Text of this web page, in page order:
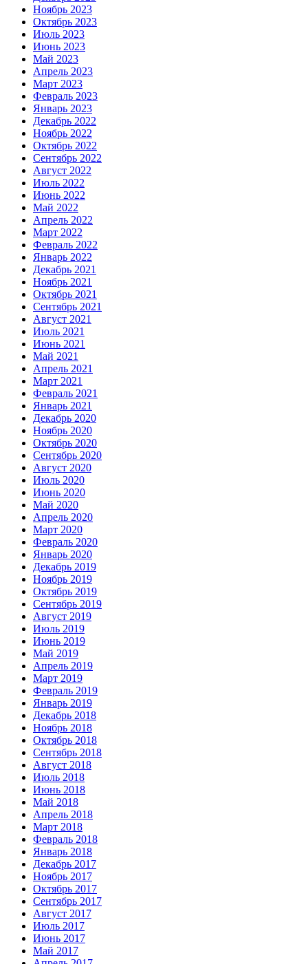
Ноябрь 2023
Октябрь 2023
Июль 2023
Июнь 2023
Май 2023
Апрель 2023
Март 2023
Февраль 2023
Январь 2023
Декабрь 2022
Ноябрь 2022
Октябрь 2022
Сентябрь 2022
Август 2022
Июль 2022
Июнь 2022
Май 2022
Апрель 2022
Март 2022
Февраль 2022
Январь 2022
Декабрь 2021
Ноябрь 2021
Октябрь 2021
Сентябрь 2021
Август 2021
Июль 2021
Июнь 2021
Май 2021
Апрель 2021
Март 2021
Февраль 2021
Январь 2021
Декабрь 2020
Ноябрь 2020
Октябрь 2020
Сентябрь 2020
Август 2020
Июль 2020
Июнь 2020
Май 2020
Апрель 2020
Март 2020
Февраль 2020
Январь 2020
Декабрь 2019
Ноябрь 2019
Октябрь 2019
Сентябрь 2019
Август 2019
Июль 2019
Июнь 2019
Май 2019
Апрель 2019
Март 2019
Февраль 2019
Январь 2019
Декабрь 2018
Ноябрь 2018
Октябрь 2018
Сентябрь 2018
Август 2018
Июль 2018
Июнь 2018
Май 2018
Апрель 2018
Март 2018
Февраль 2018
Январь 2018
Декабрь 2017
Ноябрь 2017
Октябрь 2017
Сентябрь 2017
Август 2017
Июль 2017
Июнь 2017
Май 2017